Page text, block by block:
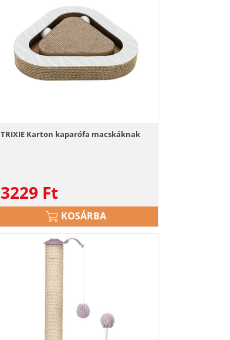
TRIXIE Karton kaparófa macskáknak
3229 Ft
KOSÁRBA